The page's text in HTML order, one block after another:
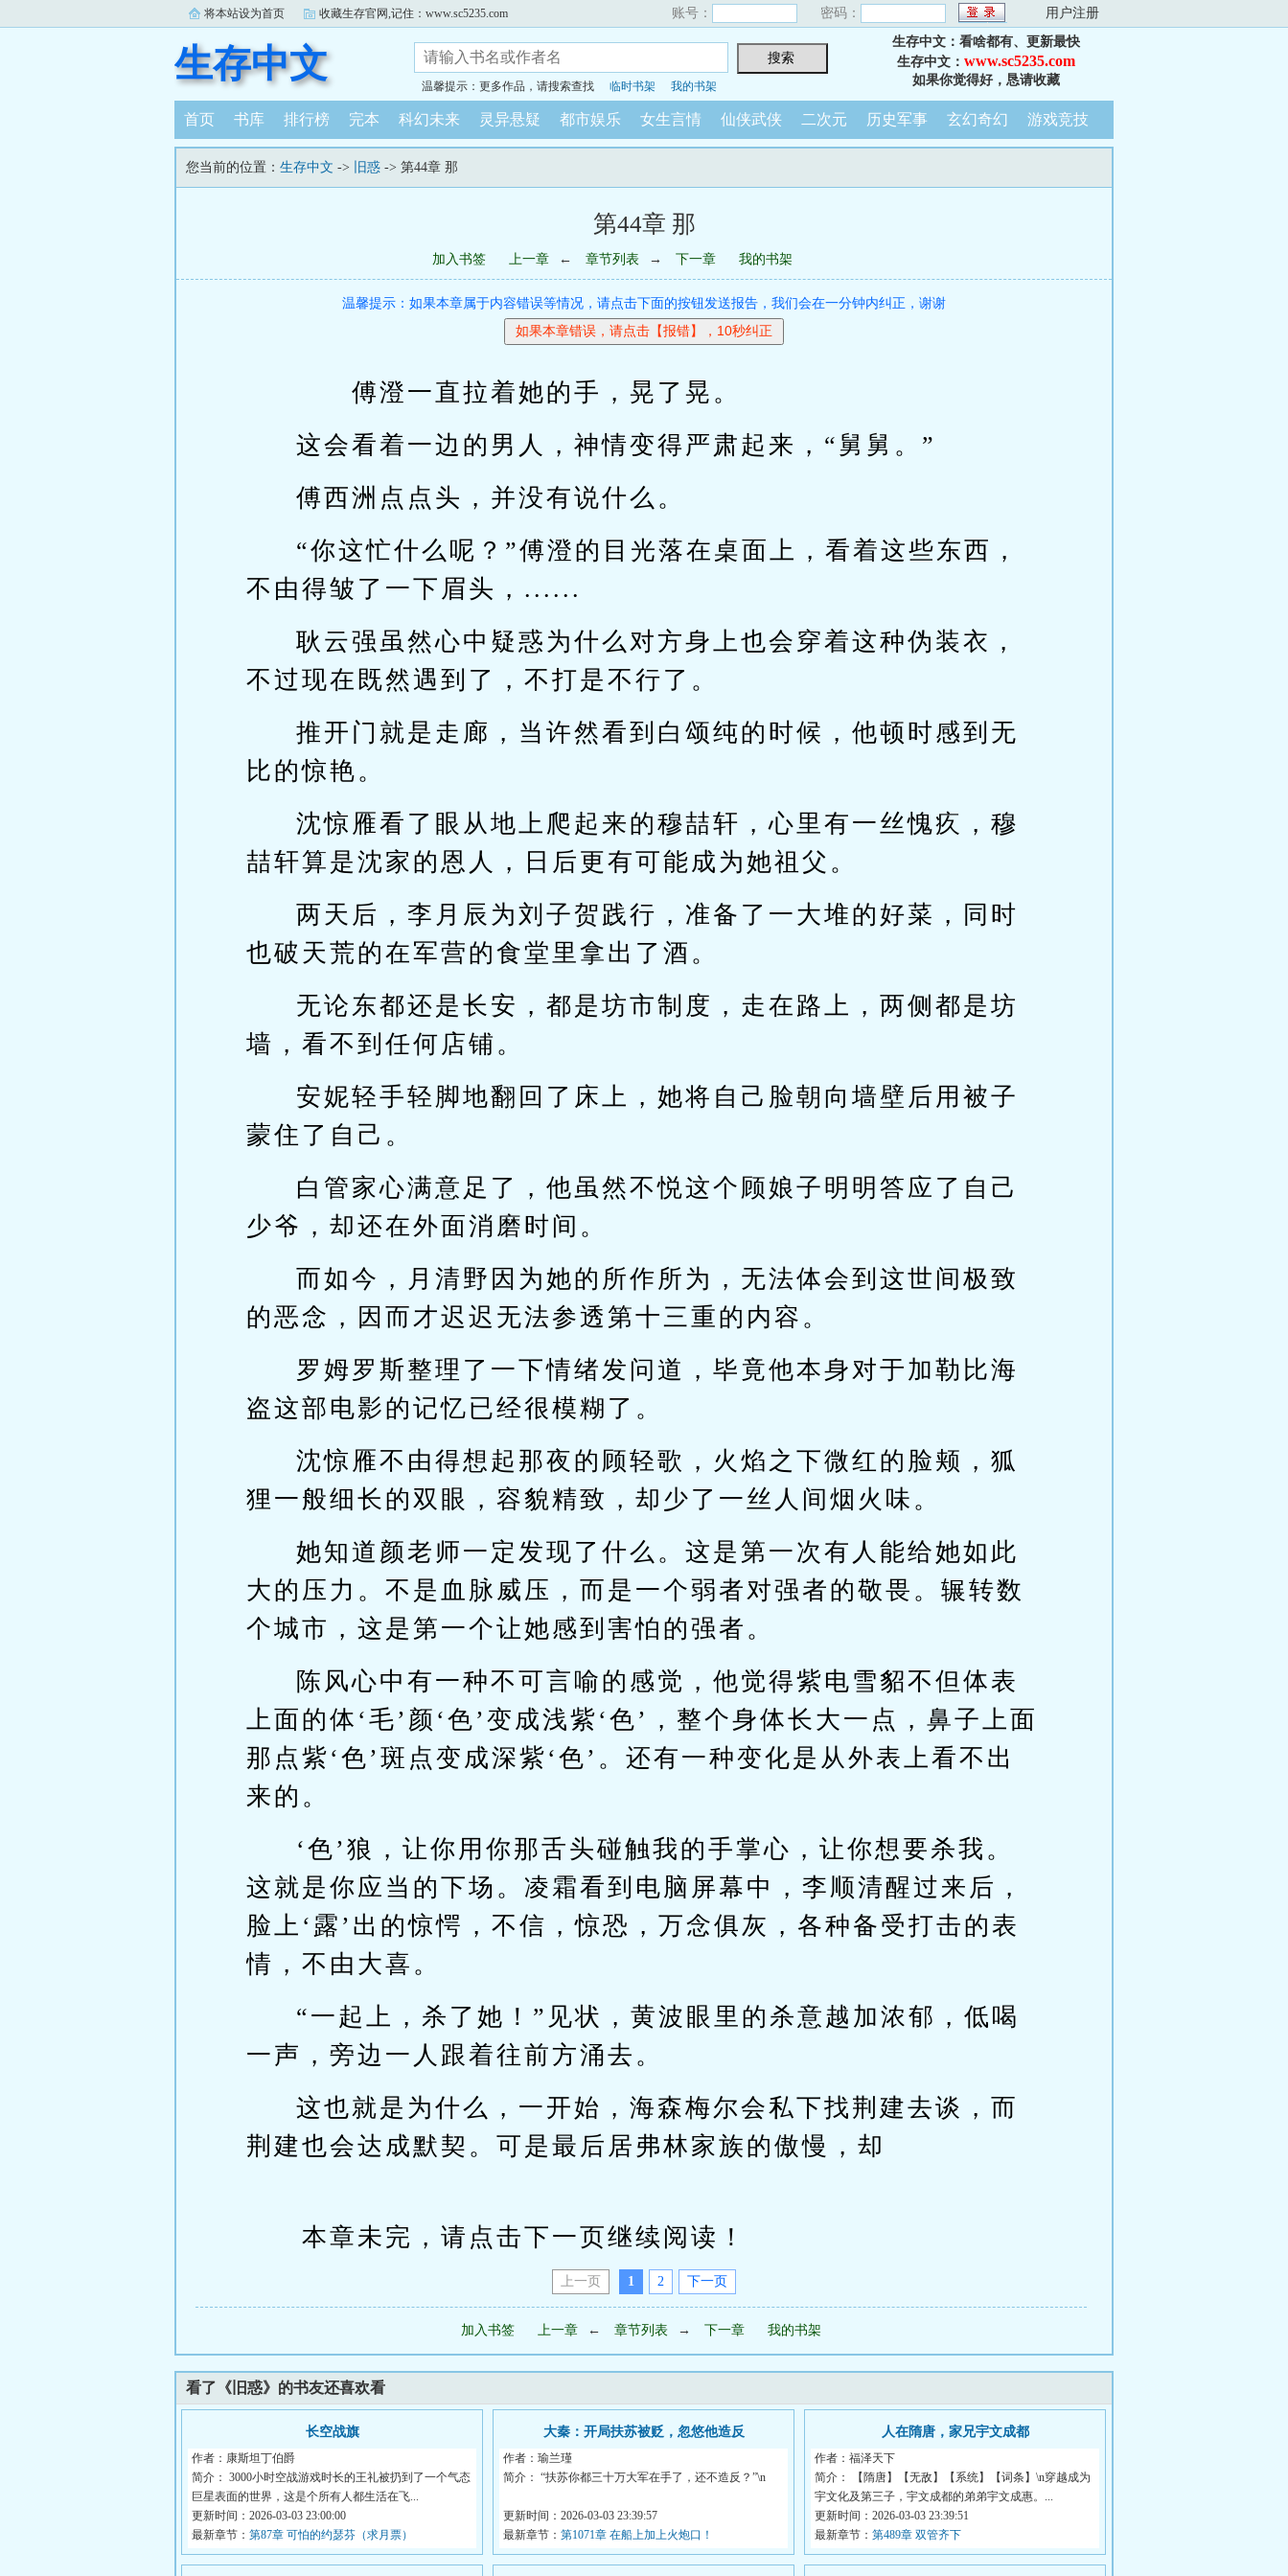
将本站设为首页 收藏生存官网,记住：www.sc5235.com 账号： 密码： 用户注册
生存中文
温馨提示：更多作品，请搜索查找 临时书架 我的书架
生存中文：看啥都有、更新最快
生存中文： www.sc5235.com
如果你觉得好，恳请收藏
首页 书库 排行榜 完本 科幻未来 灵异悬疑 都市娱乐 女生言情 仙侠武侠 二次元 历史军事 玄幻奇幻 游戏竞技
您当前的位置： 生存中文 -> 旧惑 -> 第44章 那
第44章 那
加入书签 上一章 ← 章节列表 → 下一章 我的书架
温馨提示：如果本章属于内容错误等情况，请点击下面的按钮发送报告，我们会在一分钟内纠正，谢谢
傅澄一直拉着她的手，晃了晃。
这会看着一边的男人，神情变得严肃起来，“舅舅。”
傅西洲点点头，并没有说什么。
“你这忙什么呢？”傅澄的目光落在桌面上，看着这些东西，
不由得皱了一下眉头，......
耿云强虽然心中疑惑为什么对方身上也会穿着这种伪装衣，
不过现在既然遇到了，不打是不行了。
推开门就是走廊，当许然看到白颂纯的时候，他顿时感到无
比的惊艳。
沈惊雁看了眼从地上爬起来的穆喆轩，心里有一丝愧疚，穆
喆轩算是沈家的恩人，日后更有可能成为她祖父。
两天后，李月辰为刘子贺践行，准备了一大堆的好菜，同时
也破天荒的在军营的食堂里拿出了酒。
无论东都还是长安，都是坊市制度，走在路上，两侧都是坊
墙，看不到任何店铺。
安妮轻手轻脚地翻回了床上，她将自己脸朝向墙壁后用被子
蒙住了自己。
白管家心满意足了，他虽然不悦这个顾娘子明明答应了自己
少爷，却还在外面消磨时间。
而如今，月清野因为她的所作所为，无法体会到这世间极致
的恶念，因而才迟迟无法参透第十三重的内容。
罗姆罗斯整理了一下情绪发问道，毕竟他本身对于加勒比海
盗这部电影的记忆已经很模糊了。
沈惊雁不由得想起那夜的顾轻歌，火焰之下微红的脸颊，狐
狸一般细长的双眼，容貌精致，却少了一丝人间烟火味。
她知道颜老师一定发现了什么。这是第一次有人能给她如此
大的压力。不是血脉威压，而是一个弱者对强者的敬畏。辗转数
个城市，这是第一个让她感到害怕的强者。
陈风心中有一种不可言喻的感觉，他觉得紫电雪貂不但体表
上面的体‘毛’颜‘色’变成浅紫‘色’，整个身体长大一点，鼻子上面
那点紫‘色’斑点变成深紫‘色’。还有一种变化是从外表上看不出
来的。
‘色’狼，让你用你那舌头碰触我的手掌心，让你想要杀我。
这就是你应当的下场。凌霜看到电脑屏幕中，李顺清醒过来后，
脸上‘露’出的惊愕，不信，惊恐，万念俱灰，各种备受打击的表
情，不由大喜。
“一起上，杀了她！”见状，黄波眼里的杀意越加浓郁，低喝
一声，旁边一人跟着往前方涌去。
这也就是为什么，一开始，海森梅尔会私下找荆建去谈，而
荆建也会达成默契。可是最后居弗林家族的傲慢，却
本章未完，请点击下一页继续阅读！
上一页 1 2 下一页
加入书签 上一章 ← 章节列表 → 下一章 我的书架
看了《旧惑》的书友还喜欢看
长空战旗
作者：康斯坦丁伯爵
简介： 3000小时空战游戏时长的王礼被扔到了一个气态
巨星表面的世界，这是个所有人都生活在飞...
更新时间：2026-03-03 23:00:00
最新章节： 第87章 可怕的约瑟芬（求月票）
大秦：开局扶苏被贬，忽悠他造反
作者：瑜兰瑾
简介： “扶苏你都三十万大军在手了，还不造反？”\n
“等秦始皇死...
更新时间：2026-03-03 23:39:57
最新章节： 第1071章 在船上加上火炮口！
人在隋唐，家兄宇文成都
作者：福泽天下
简介： 【隋唐】【无敌】【系统】【词条】\n穿越成为
宇文化及第三子，宇文成都的弟弟宇文成惠。...
更新时间：2026-03-03 23:39:51
最新章节： 第489章 双管齐下